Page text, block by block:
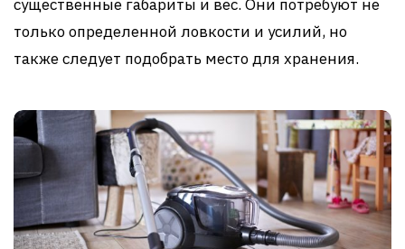
существенные габариты и вес. Они потребуют не
только определенной ловкости и усилий, но
также следует подобрать место для хранения.